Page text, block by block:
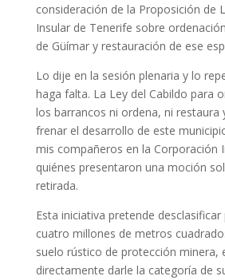
consideración de la Proposición de
Insular de Tenerife sobre
de Güímar y restauración de ese
Lo dije en la sesión plenaria y lo
haga falta. La Ley del Cabildo para
los barrancos ni ordena, ni restaura
frenar el desarrollo de este
mis compañeros en la Corporación
quiénes presentaron una moción
retirada.
Esta iniciativa pretende desclasificar
cuatro millones de metros
suelo rústico de protección minera,
directamente darle la categoría de